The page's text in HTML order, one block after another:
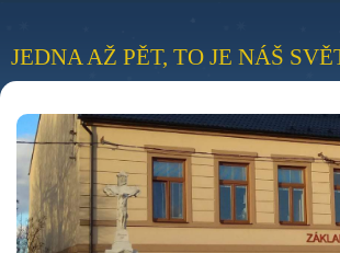
JEDNA AŽ PĚT, TO JE NÁŠ